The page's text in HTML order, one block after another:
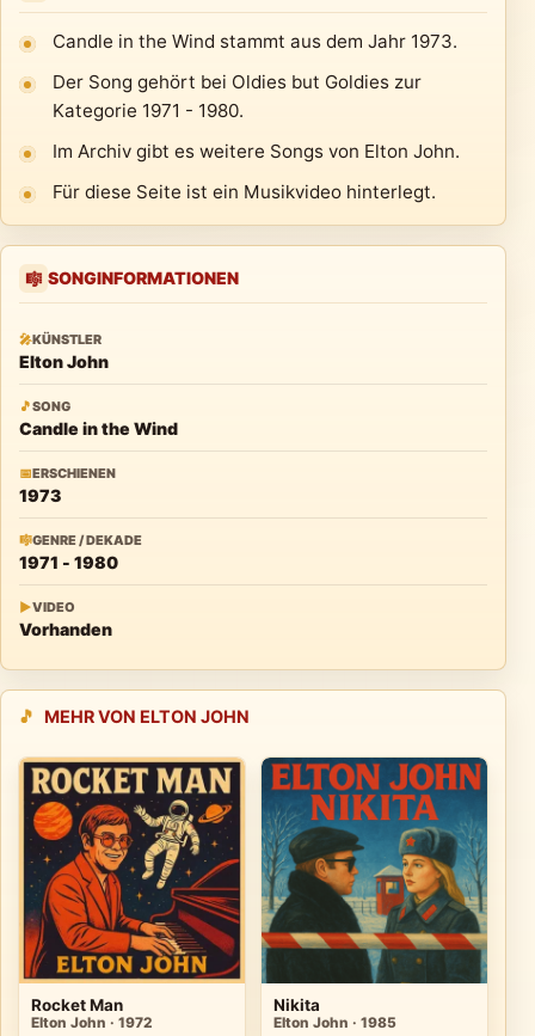
Candle in the Wind stammt aus dem Jahr 1973.
Der Song gehört bei Oldies but Goldies zur
Kategorie 1971 - 1980.
Im Archiv gibt es weitere Songs von Elton John.
Für diese Seite ist ein Musikvideo hinterlegt.
🎼 SONGINFORMATIONEN
🎤KÜNSTLER
Elton John
🎵SONG
Candle in the Wind
📅ERSCHIENEN
1973
🎼GENRE / DEKADE
1971 - 1980
▶VIDEO
Vorhanden
🎵 MEHR VON ELTON JOHN
Rocket Man
Elton John · 1972
Nikita
Elton John · 1985